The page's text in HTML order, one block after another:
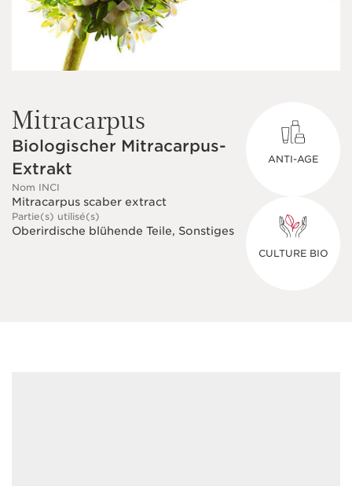
Mitracarpus
Biologischer Mitracarpus-
Extrakt
Nom INCI
Mitracarpus scaber extract
Partie(s) utilisé(s)
Oberirdische blühende Teile, Sonstiges
ANTI-AGE
CULTURE BIO